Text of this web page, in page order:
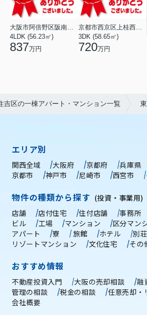
大阪市阿倍野区阪南町２丁目
4LDK (56.23㎡)
837万円
京都市西京区上桂西居町
3DK (58.65㎡)
720万円
吉区の一棟アパート・マンション一覧
エリア別
関西全域 大阪府 京都府 兵庫県
京都市
神戸市 尼崎市 西宮市
物件の種類から探す (投資・事業用)
店舗
店付住宅 住付店舗 事務所
ビル
工場 マンション 区分マン
アパート
寮 旅館 ホテル
別荘
リゾートマンション
文化住宅 その
おすすめ情報
不動産投資入門 大阪の売却相談
融
管理の相談
税金の相談
任意売却・
会社概要